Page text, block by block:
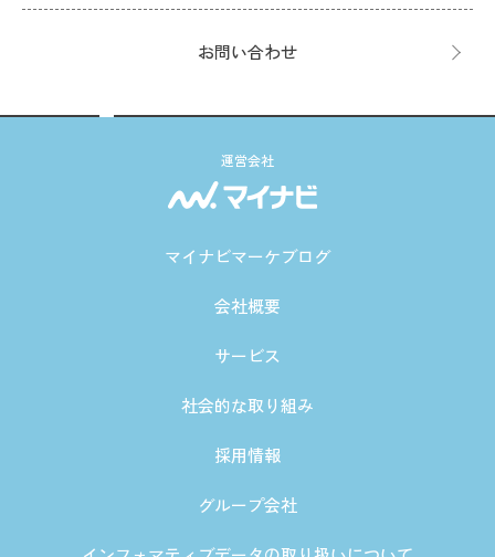
お問い合わせ
運営会社
マイナビマーケブログ
会社概要
サービス
社会的な取り組み
採用情報
グループ会社